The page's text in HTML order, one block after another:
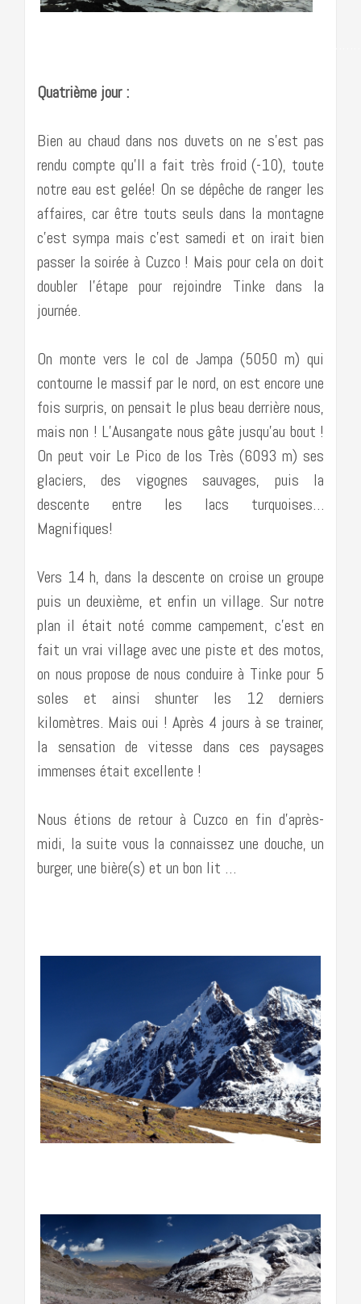
Quatrième jour :
Bien au chaud dans nos duvets on ne s’est pas
rendu compte qu’Il a fait très froid (-10), toute
notre eau est gelée! On se dépêche de ranger les
affaires, car être touts seuls dans la montagne
c’est sympa mais c’est samedi et on irait bien
passer la soirée à Cuzco ! Mais pour cela on doit
doubler l’étape pour rejoindre Tinke dans la
journée.
On monte vers le col de Jampa (5050 m) qui
contourne le massif par le nord, on est encore une
fois surpris, on pensait le plus beau derrière nous,
mais non ! L’Ausangate nous gâte jusqu’au bout !
On peut voir Le Pico de los Très (6093 m) ses
glaciers, des vigognes sauvages, puis la
descente entre les lacs turquoises…
Magnifiques!
Vers 14 h, dans la descente on croise un groupe
puis un deuxième, et enfin un village. Sur notre
plan il était noté comme campement, c’est en
fait un vrai village avec une piste et des motos,
on nous propose de nous conduire à Tinke pour 5
soles et ainsi shunter les 12 derniers
kilomètres. Mais oui ! Après 4 jours à se trainer,
la sensation de vitesse dans ces paysages
immenses était excellente !
Nous étions de retour à Cuzco en fin d’après-
midi, la suite vous la connaissez une douche, un
burger, une bière(s) et un bon lit …